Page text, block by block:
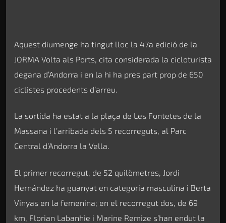
Aquest diumenge ha tingut lloc la 47a edició de la
JORMA Volta als Ports, cita considerada la cicloturista
degana d’Andorra i en la hi ha pres part prop de 650
ciclistes procedents d’arreu.
La sortida ha estat a la plaça de Les Fontetes de la
Massana i l’arribada dels 5 recorreguts, al Parc
Central d’Andorra la Vella.
El primer recorregut, de 52 quilòmetres, Jordi
Hernández ha guanyat en categoria masculina i Berta
Vinyas en la femenina; en el recorregut dos, de 69
km, Florian Labanhie i Marine Remize s’han endut la